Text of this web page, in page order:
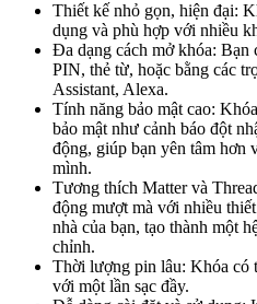
Thiết kế nhỏ gọn, hiện đại:
dụng và phù hợp với nhiều
Đa dạng cách mở khóa: Bạn
PIN, thẻ từ, hoặc bằng các
Assistant, Alexa.
Tính năng bảo mật cao:
bảo mật như cảnh báo đột
động, giúp bạn yên tâm hơn
mình.
Tương thích Matter và
động mượt mà với nhiều
nhà của bạn, tạo thành một
chỉnh.
Thời lượng pin lâu: Khóa có
với một lần sạc đầy.